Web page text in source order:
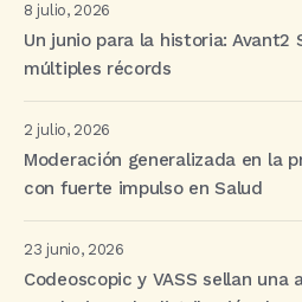
8 julio, 2026
Un junio para la historia: Avant2
múltiples récords
2 julio, 2026
Moderación generalizada en la
con fuerte impulso en Salud
23 junio, 2026
Codeoscopic y VASS sellan